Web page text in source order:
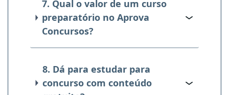
7. Qual o valor de um curso
preparatório no Aprova
Concursos?
8. Dá para estudar para
concurso com conteúdo